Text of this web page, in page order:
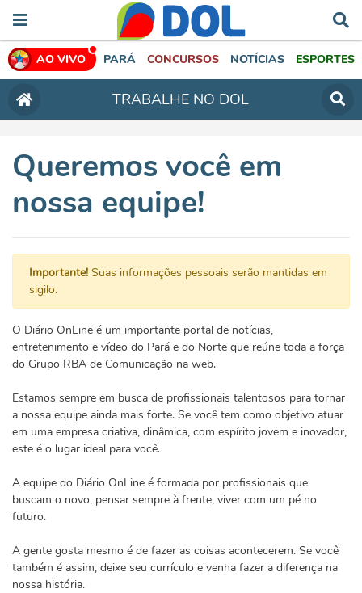
AO VIVO PARÁ CONCURSOS NOTÍCIAS ESPORTES
TRABALHE NO DOL
Queremos você em
nossa equipe!
Importante! Suas informações pessoais serão mantidas em
sigilo.
O Diário OnLine é um importante portal de notícias,
entretenimento e vídeo do Pará e do Norte que reúne toda a força
do Grupo RBA de Comunicação na web.
Estamos sempre em busca de profissionais talentosos para tornar
a nossa equipe ainda mais forte. Se você tem como objetivo atuar
em uma empresa criativa, dinâmica, com espírito jovem e inovador,
este é o lugar ideal para você.
A equipe do Diário OnLine é formada por profissionais que
buscam o novo, pensar sempre à frente, viver com um pé no
futuro.
A gente gosta mesmo é de fazer as coisas acontecerem. Se você
também é assim, deixe seu currículo e venha fazer a diferença na
nossa história.